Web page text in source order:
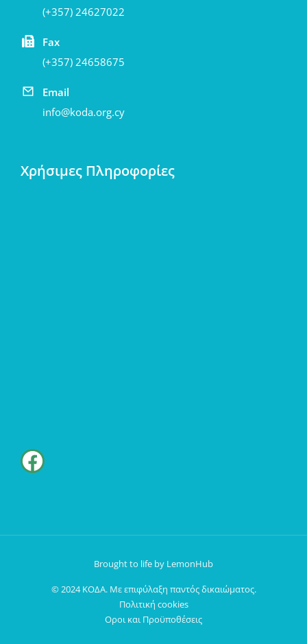
(+357) 24627022
Fax
(+357) 24658675
Email
info@koda.org.cy
Χρήσιμες Πληροφορίες
© 2024 ΚΟΔΑ. Με επιφύλαξη παντός δικαιώματος.
Πολιτική cookies
Οροι και Προϋποθέσεις
Brought to life by LemonHub